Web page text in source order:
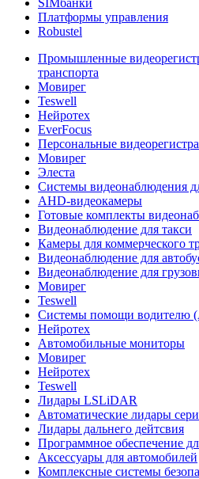
SIMбанки
Платформы управления
Robustel
Промышленные
транспорта
Мовирег
Teswell
Нейротех
EverFocus
Персональные
Мовирег
Элеста
Системы видеонаблюдения
AHD-видеокамеры
Готовые комплекты
Видеонаблюдение для такси
Камеры для коммерческого
Видеонаблюдение для
Видеонаблюдение для
Мовирег
Teswell
Системы помощи водителю
Нейротех
Автомобильные мониторы
Мовирег
Нейротех
Teswell
Лидары LSLiDAR
Автоматические лидары
Лидары дальнего дейтсвия
Программное обеспечение
Аксессуары для автомобилей
Комплексные системы